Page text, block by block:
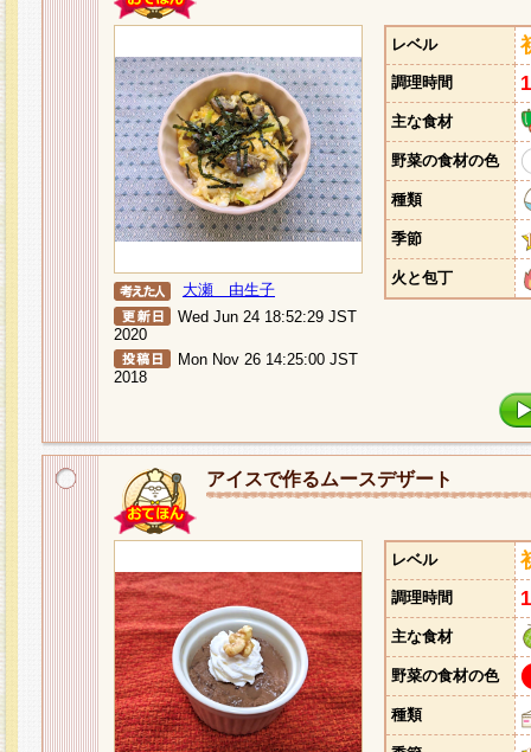
大瀬 由生子
Wed Jun 24 18:52:29 JST
2020
Mon Nov 26 14:25:00 JST
2018
レベル
調理時間
主な食材
野菜の食材の色
種類
季節
火と包丁
アイスで作るムースデザート
レベル
調理時間
主な食材
野菜の食材の色
種類